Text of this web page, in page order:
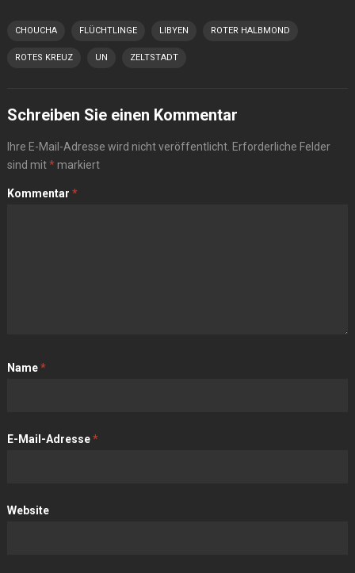
CHOUCHA FLÜCHTLINGE LIBYEN ROTER HALBMOND
ROTES KREUZ UN ZELTSTADT
Schreiben Sie einen Kommentar
Ihre E-Mail-Adresse wird nicht veröffentlicht. Erforderliche Felder
sind mit*markiert
Kommentar *
Name*
E-Mail-Adresse*
Website